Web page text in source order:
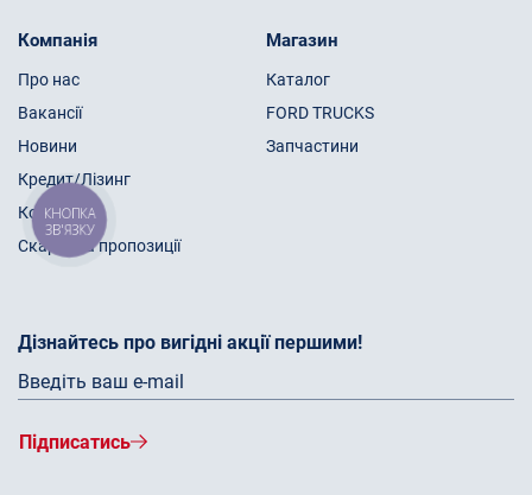
Компанія
Про нас
Вакансії
Новини
Кредит/Лізинг
Контакти
Скарги та пропозиції
Магазин
Каталог
FORD TRUCKS
Запчастини
Дізнайтесь про вигідні акції першими!
Підписатись
КНОПКА
ЗВ'ЯЗКУ